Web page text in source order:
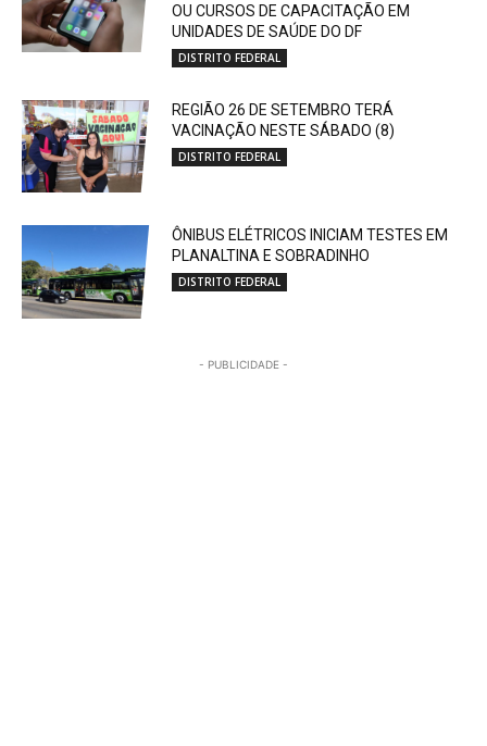
OU CURSOS DE CAPACITAÇÃO EM
UNIDADES DE SAÚDE DO DF
DISTRITO FEDERAL
REGIÃO 26 DE SETEMBRO TERÁ
VACINAÇÃO NESTE SÁBADO (8)
DISTRITO FEDERAL
ÔNIBUS ELÉTRICOS INICIAM TESTES EM
PLANALTINA E SOBRADINHO
DISTRITO FEDERAL
- PUBLICIDADE -